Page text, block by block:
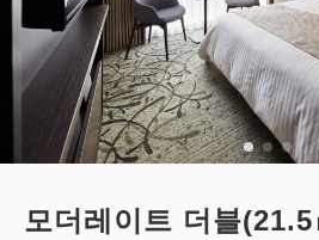
모더레이트 더블